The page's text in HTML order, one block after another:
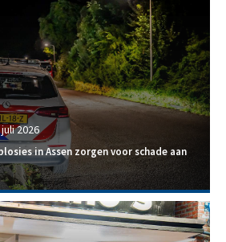
2026
in Assen zorgen voor schade aan